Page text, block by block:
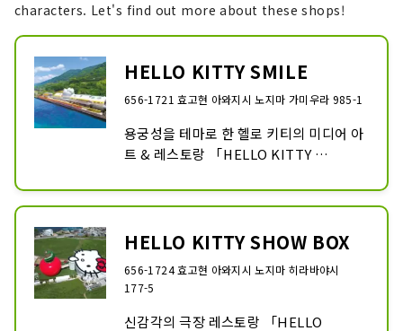
characters. Let's find out more about these shops!
HELLO KITTY SMILE
656-1721 효고현 아와지시 노지마 가미우라 985-1
용궁성을 테마로 한 헬로 키티의 미디어 아
트 & 레스토랑 「HELLO KITTY
속, 네온의 헬로 키티가 마중! 본격 중화요
수 있는 레스토랑, 헬로 키티와의 인사말,
른도 즐길 수 있는 귀여운 콘텐츠가
HELLO KITTY SMILE에서는 다채로운!
전천후형의 시설이므로, 비오는 날에도 안
HELLO KITTY SHOW BOX
656-1724 효고현 아와지시 노지마 히라바야시
177-5
신감각의 극장 레스토랑 「HELLO